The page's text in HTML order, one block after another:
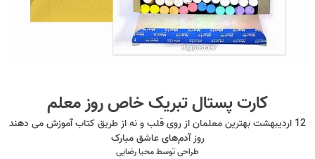
کارت پستال تبریک خاص روز معلم
12 اردیبهشت بهترین معلمان از روی قلب و نه از طریق کتاب آموزش می دهند
روز آدم‌های عاشق مبارک
طراحی توسطمحیا رضایی